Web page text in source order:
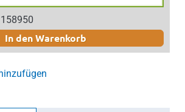
In den Warenkorb